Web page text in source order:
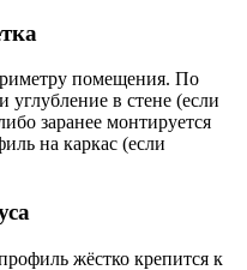
помещения. По
углубление в стене (если
заранее монтируется
на каркас (если
жёстко крепится к